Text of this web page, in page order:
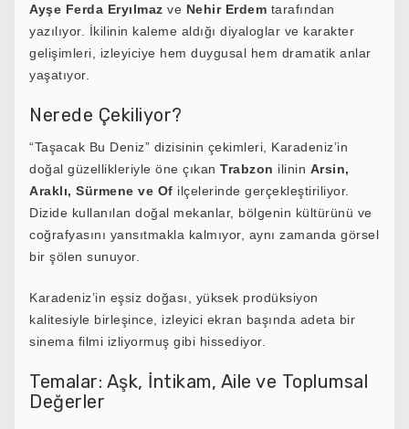
Ayşe Ferda Eryılmaz ve Nehir Erdem tarafından
yazılıyor. İkilinin kaleme aldığı diyaloglar ve karakter
gelişimleri, izleyiciye hem duygusal hem dramatik anlar
yaşatıyor.
Nerede Çekiliyor?
“Taşacak Bu Deniz” dizisinin çekimleri, Karadeniz’in
doğal güzellikleriyle öne çıkan Trabzon ilinin Arsin,
Araklı, Sürmene ve Of ilçelerinde gerçekleştiriliyor.
Dizide kullanılan doğal mekanlar, bölgenin kültürünü ve
coğrafyasını yansıtmakla kalmıyor, aynı zamanda görsel
bir şölen sunuyor.
Karadeniz’in eşsiz doğası, yüksek prodüksiyon
kalitesiyle birleşince, izleyici ekran başında adeta bir
sinema filmi izliyormuş gibi hissediyor.
Temalar: Aşk, İntikam, Aile ve Toplumsal
Değerler